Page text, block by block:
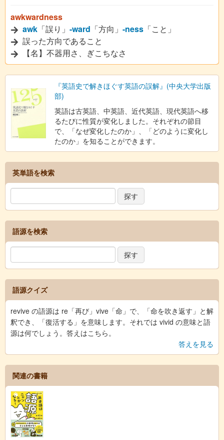
awkwardness
awk 「誤り」 -ward 「方向」 -ness 「こと」
誤った方向であること
【名】不器用さ、ぎこちなさ
『英語史で解きほぐす英語の誤解』(中央大学出版
部)
英語は古英語、中英語、近代英語、現代英語へ移
るたびに性質が変化しました。それぞれの節目
で、「なぜ変化したのか」、「どのように変化し
たのか」を知ることができます。
英単語を検索
語源を検索
語源クイズ
revive の語源は re「再び」vive「命」で、「命を吹き返す」と解
釈でき、「復活する」を意味します。それでは vivid の意味と語
源は何でしょう。答えはこちら。
答えを見る
関連の書籍